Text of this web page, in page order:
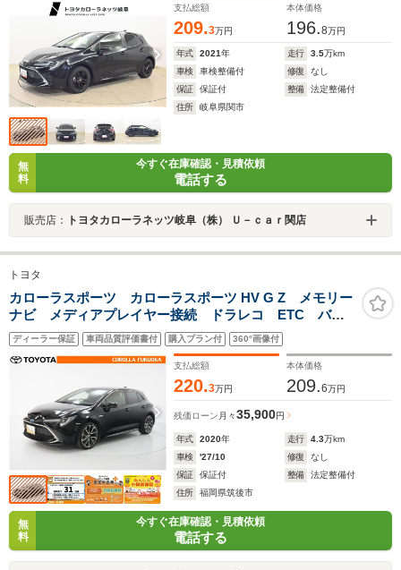
支払総額
209.3万円
本体価格
196.8万円
年式 2021年 走行 3.5万km
車検
車検整備付 修復
なし
保証
保証付 整備
法定整備付
住所
岐阜県関市
無
料
今すぐ在庫確認・見積依頼
電話する
販売店： トヨタカローラネッツ岐阜（株） Ｕ－ｃａｒ関店
トヨタ
カローラスポーツ カローラスポーツ HV G Z メモリー
ナビ メディアプレイヤー接続 ドラレコ ETC バッ
クカメラ ブラインドスポットモニター クルーズコン
トロール スマートキー イモビライザー 純正アル
ミ LEDヘッドライト
ディーラー保証 車両品質評価書付 購入プラン付 360°画像付
支払総額
220.3万円
本体価格
209.6万円
残価ローン 月々35,900円
年式 2020年 走行 4.3万km
車検
'27/10 修復
なし
保証
保証付 整備
法定整備付
住所
福岡県筑後市
無
料
今すぐ在庫確認・見積依頼
電話する